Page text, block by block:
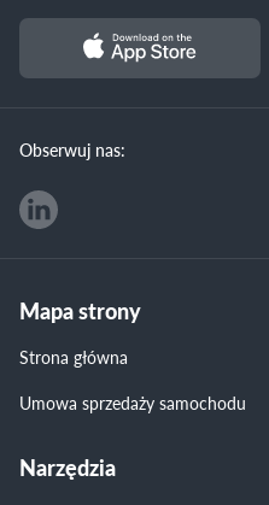
Obserwuj nas:
Mapa strony
Strona główna
Umowa sprzedaży samochodu
Narzędzia